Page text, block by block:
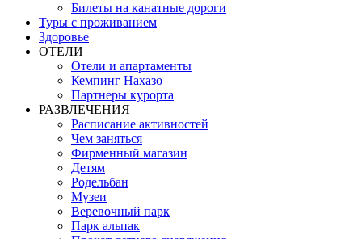
Билеты на канатные дороги
Туры с проживанием
Здоровье
ОТЕЛИ
Отели и апартаменты
Кемпинг Нахазо
Партнеры курорта
РАЗВЛЕЧЕНИЯ
Расписание активностей
Чем заняться
Фирменный магазин
Детям
Родельбан
Музеи
Веревочный парк
Парк альпак